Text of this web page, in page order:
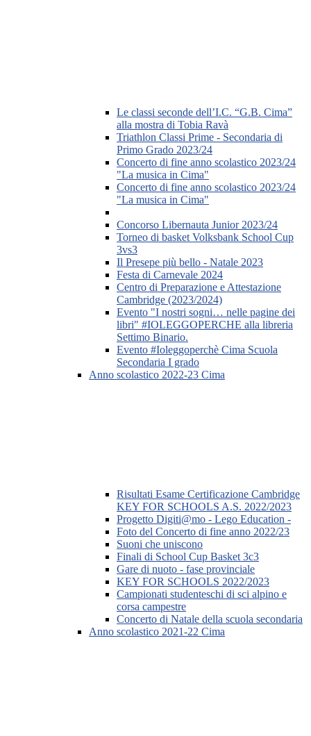
Le classi seconde dell’I.C. “G.B. Cima”
alla mostra di Tobia Ravà
Triathlon Classi Prime - Secondaria di
Primo Grado 2023/24
Concerto di fine anno scolastico 2023/24
"La musica in Cima"
Concerto di fine anno scolastico 2023/24
"La musica in Cima"
Concorso Libernauta Junior 2023/24
Torneo di basket Volksbank School Cup
3vs3
Il Presepe più bello - Natale 2023
Festa di Carnevale 2024
Centro di Preparazione e Attestazione
Cambridge (2023/2024)
Evento "I nostri sogni… nelle pagine dei
libri" #IOLEGGOPERCHE alla libreria
Settimo Binario.
Evento #Ioleggoperchè Cima Scuola
Secondaria I grado
Anno scolastico 2022-23 Cima
Risultati Esame Certificazione Cambridge
KEY FOR SCHOOLS A.S. 2022/2023
Progetto Digiti@mo - Lego Education -
Foto del Concerto di fine anno 2022/23
Suoni che uniscono
Finali di School Cup Basket 3c3
Gare di nuoto - fase provinciale
KEY FOR SCHOOLS 2022/2023
Campionati studenteschi di sci alpino e
corsa campestre
Concerto di Natale della scuola secondaria
Anno scolastico 2021-22 Cima